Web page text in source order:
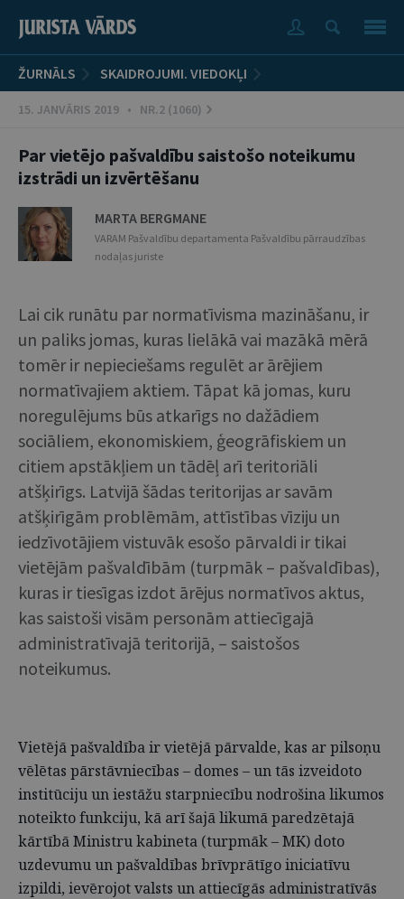
ŽURNĀLS SKAIDROJUMI. VIEDOKĻI
15. JANVĀRIS 2019 • NR.2 (1060)
Par vietējo pašvaldību saistošo noteikumu
izstrādi un izvērtēšanu
MARTA BERGMANE
VARAM Pašvaldību departamenta Pašvaldību pārraudzības
nodaļas juriste
Lai cik runātu par normatīvisma mazināšanu, ir
un paliks jomas, kuras lielākā vai mazākā mērā
tomēr ir nepieciešams regulēt ar ārējiem
normatīvajiem aktiem. Tāpat kā jomas, kuru
noregulējums būs atkarīgs no dažādiem
sociāliem, ekonomiskiem, ģeogrāfiskiem un
citiem apstākļiem un tādēļ arī teritoriāli
atšķirīgs. Latvijā šādas teritorijas ar savām
atšķirīgām problēmām, attīstības vīziju un
iedzīvotājiem vistuvāk esošo pārvaldi ir tikai
vietējām pašvaldībām (turpmāk – pašvaldības),
kuras ir tiesīgas izdot ārējus normatīvos aktus,
kas saistoši visām personām attiecīgajā
administratīvajā teritorijā, – saistošos
noteikumus.
Vietējā pašvaldība ir vietējā pārvalde, kas ar pilsoņu
vēlētas pārstāvniecības – domes – un tās izveidoto
institūciju un iestāžu starpniecību nodrošina likumos
noteikto funkciju, kā arī šajā likumā paredzētajā
kārtībā Ministru kabineta (turpmāk – MK) doto
uzdevumu un pašvaldības brīvprātīgo iniciatīvu
izpildi, ievērojot valsts un attiecīgās administratīvās